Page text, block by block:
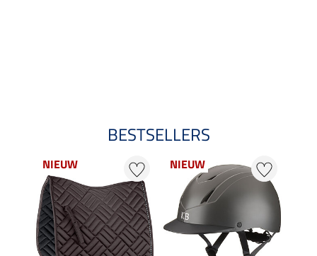
BESTSELLERS
NIEUW NIEUW